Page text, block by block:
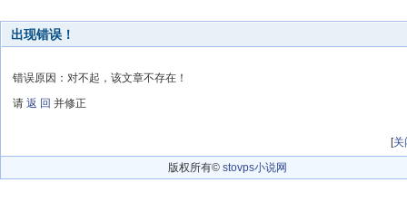
出现错误！
错误原因：对不起，该文章不存在！
请 返 回 并修正
[关
版权所有© stovps小说网